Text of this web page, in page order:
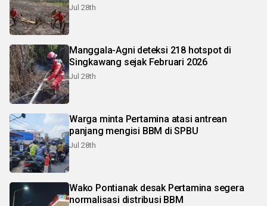
Jul 28th
Manggala-Agni deteksi 218 hotspot di
Singkawang sejak Februari 2026
Jul 28th
Warga minta Pertamina atasi antrean
panjang mengisi BBM di SPBU
Jul 28th
Wako Pontianak desak Pertamina segera
normalisasi distribusi BBM